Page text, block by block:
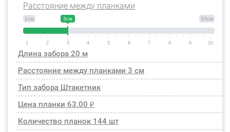
Расстояние между планками
1см 10см
3см
1 2 3 4 5 6 7 8 9 10
Длина забора 20 м
Расстояние между планками 3 см
Тип забора Штакетник
Цена планки 63.00 ₽
Количество планок 144 шт